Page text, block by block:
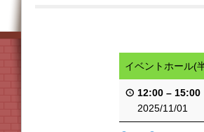
イベントホール(
12:00 – 15:00
2025/11/01